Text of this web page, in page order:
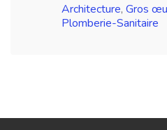
Architecture, Gros
Plomberie-Sanitaire